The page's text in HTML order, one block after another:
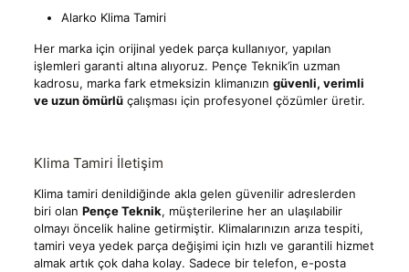
Alarko Klima Tamiri
Her marka için orijinal yedek parça kullanıyor, yapılan
işlemleri garanti altına alıyoruz. Pençe Teknik’in uzman
kadrosu, marka fark etmeksizin klimanızın güvenli, verimli
ve uzun ömürlüçalışması için profesyonel çözümler üretir.
Klima Tamiri İletişim
Klima tamiri denildiğinde akla gelen güvenilir adreslerden
biri olan Pençe Teknik, müşterilerine her an ulaşılabilir
olmayı öncelik haline getirmiştir. Klimalarınızın arıza tespiti,
tamiri veya yedek parça değişimi için hızlı ve garantili hizmet
almak artık çok daha kolay. Sadece bir telefon, e-posta